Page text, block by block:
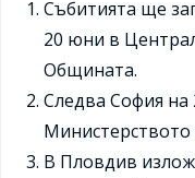
Събитията ще
20 юни в
Общината.
Следва София на
Министерството
В Пловдив